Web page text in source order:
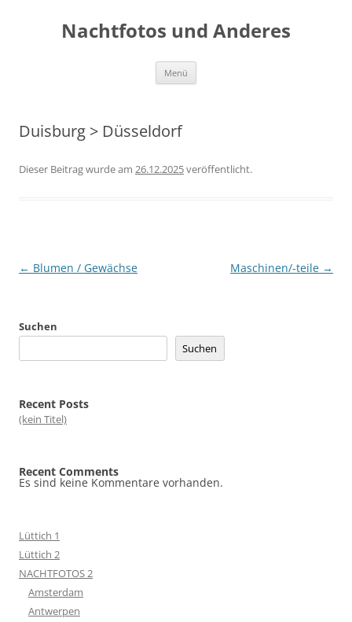
springenNachtfotos und Anderes
Menü
Duisburg > Düsseldorf
Dieser Beitrag wurdeam 26.12.2025veröffentlicht.
Beitragsnavigation
← Blumen / Gewächse Maschinen/-teile →
Suchen
Suchen
Recent Posts
(kein Titel)
Recent Comments
Es sind keine Kommentare vorhanden.
Lüttich 1
Lüttich 2
NACHTFOTOS 2
Amsterdam
Antwerpen